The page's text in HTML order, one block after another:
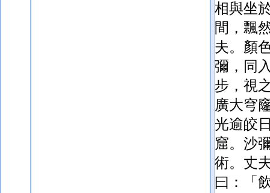
相與坐
間，飄
夫。 顏
彌，同
步，視
廣大穹
光逾皎
窟。沙
術。丈
曰：「